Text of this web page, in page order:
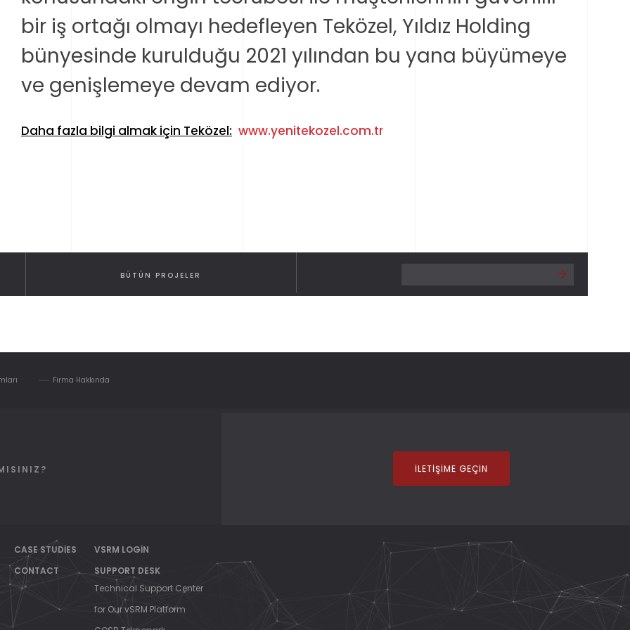
bir iş ortağı olmayı hedefleyen Teközel, Yıldız Holding
bünyesinde kurulduğu 2021 yılından bu yana büyümeye
ve genişlemeye devam ediyor.
Daha fazla bilgi almak için Teközel: www.yenitekozel.com.tr
BÜTÜN PROJELER
Firma Hakkında
İLETIŞIME GEÇIN
CASE STUDIES
CONTACT
VSRM LOGIN
SUPPORT DESK
Technical Support Center
for Our vSRM Platform